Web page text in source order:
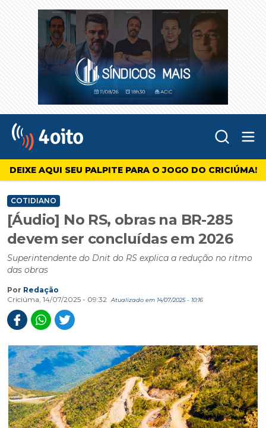
4oito
DEIXE AQUI SEU PALPITE PARA O JOGO DO CRICIÚMA!
COTIDIANO
[Áudio] No RS, obras na BR-285
devem ser concluídas em 2026
Superintendente do Dnit do RS explica a redução no ritmo
das obras
Por Redação
Criciúma, 14/07/2025 - 09:32
Atualizado em 14/07/2025 - 10:16